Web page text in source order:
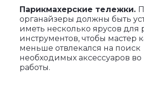
Парикмахерские тележки.
органайзеры должны быть
иметь несколько ярусов для
инструментов, чтобы мастер
меньше отвлекался на поиск
необходимых аксессуаров
работы.